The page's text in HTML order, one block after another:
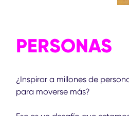
PERSONAS
¿Inspirar a millones de
para moverse más?